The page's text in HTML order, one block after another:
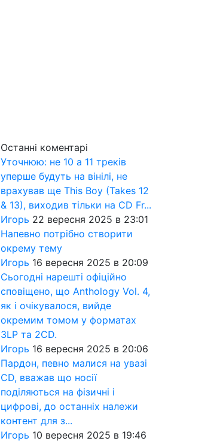
Останні коментарі
Уточнюю: не 10 а 11 треків
уперше будуть на вінілі, не
врахував ще This Boy (Takes 12
& 13), виходив тільки на CD Fr...
Игорь 22 вересня 2025 в 23:01
Напевно потрібно створити
окрему тему
Игорь 16 вересня 2025 в 20:09
Сьогодні нарешті офіційно
сповіщено, що Anthology Vol. 4,
як і очікувалося, вийде
окремим томом у форматах
3LP та 2CD.
Игорь 16 вересня 2025 в 20:06
Пардон, певно малися на увазі
CD, вважав що носії
поділяються на фізичні і
цифрові, до останніх належи
контент для з...
Игорь 10 вересня 2025 в 19:46